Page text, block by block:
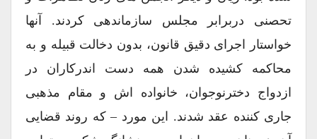
تحصنی دربرابر مجلس سازماندهی کردند. آنها
خواستار اجرای دقیق قانون، بدون دخالت قبیله و به
محاکمه کشیده شدن همه دست اندرکاران در
ازدواج دخترنوجوان، خانواده اش و مقام مذهبی
جاری کننده عقد شدند. این مورد – که روند قضایی